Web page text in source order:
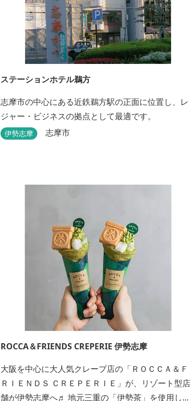
ステーションホテル鵜方
志摩市の中心にある近鉄鵜方駅の正面に位置し、レ
ジャー・ビジネスの拠点として最適です。
伊勢志摩 志摩市
ROCCA＆FRIENDS CREPERIE 伊勢志摩
大阪を中心に大人気クレープ店の「ＲＯＣＣＡ＆Ｆ
ＲＩＥＮＤＳ ＣＲＥＰＥＲＩＥ」が、リゾート型店
舗が伊勢志摩へ♬ 地元三重の「伊勢茶」を使用し